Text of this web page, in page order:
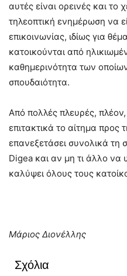
αυτές είναι ορεινές και το
τηλεοπτική ενημέρωση να
επικοινωνίας, ιδίως για
κατοικούνται από
καθημερινότητα των
σπουδαιότητα.
Από πολλές πλευρές, πλέον,
επιτακτικά το αίτημα
επανεξετάσει συνολικά
Digea και αν μη τι άλλο να
καλύψει όλους τους
Μάριος Διονέλλης
Σχόλια